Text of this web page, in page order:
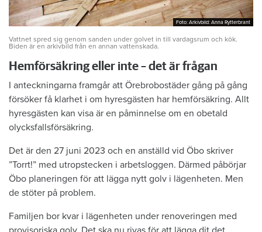
Foto: Arkivbild: Anna Rytterbrant
Foto: Arkivbild: Anna Rytterbrant
Vattnet spred sig genom sanden under golvet in till vardagsrum och kök.
Biden är en arkivbild från en annan vattenskada.
Hemförsäkring eller inte – det är frågan
I anteckningarna framgår att Örebrobostäder gång på gång
försöker få klarhet i om hyresgästen har hemförsäkring. Allt
hyresgästen kan visa är en påminnelse om en obetald
olycksfallsförsäkring.
Det är den 27 juni 2023 och en anställd vid Öbo skriver
”Torrt!” med utropstecken i arbetsloggen. Därmed påbörjar
Öbo planeringen för att lägga nytt golv i lägenheten. Men
de stöter på problem.
Familjen bor kvar i lägenheten under renoveringen med